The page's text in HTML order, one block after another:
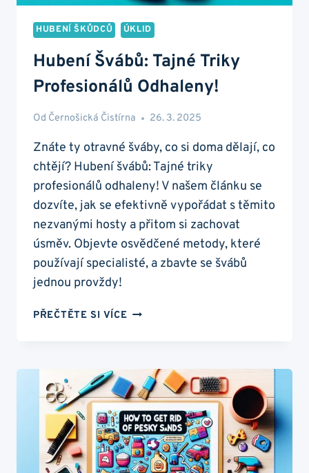
HUBENÍ ŠKŮDCŮ ÚKLID
Hubení Švábů: Tajné Triky
Profesionálů Odhaleny!
Od Černošická Čistírna 26. 3. 2025
Znáte ty otravné šváby, co si doma dělají, co
chtějí? Hubení švábů: Tajné triky
profesionálů odhaleny! V našem článku se
dozvíte, jak se efektivně vypořádat s těmito
nezvanými hosty a přitom si zachovat
úsměv. Objevte osvědčené metody, které
používají specialisté, a zbavte se švábů
jednou provždy!
PŘEČTĚTE SI VÍCE HUBENÍ
PROFESIONÁLŮ
ODHALENY!